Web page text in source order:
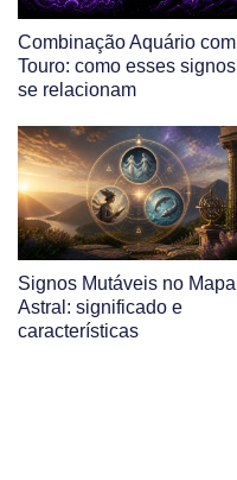
Combinação Aquário com
Touro: como esses signos
se relacionam
Signos Mutáveis no Mapa
Astral: significado e
características